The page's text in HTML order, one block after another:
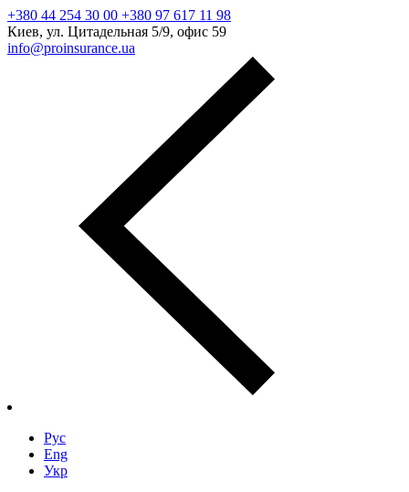
+380 44 254 30 00 +380 97 617 11 98
Киев, ул. Цитадельная 5/9, офис 59
info@proinsurance.ua
Рус
Eng
Укр